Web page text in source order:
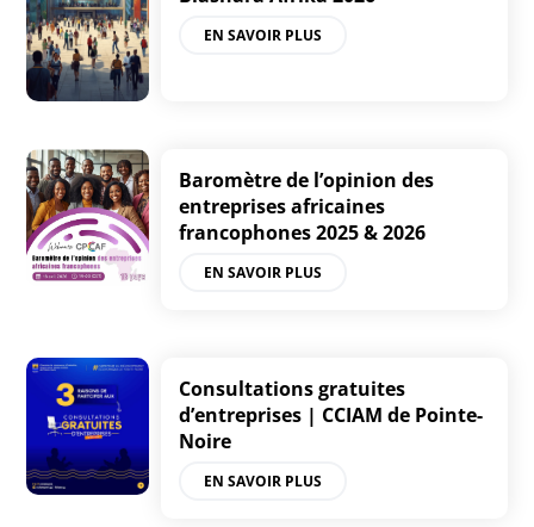
EN SAVOIR PLUS
Baromètre de l’opinion des
entreprises africaines
francophones 2025 & 2026
EN SAVOIR PLUS
Consultations gratuites
d’entreprises | CCIAM de Pointe-
Noire
EN SAVOIR PLUS